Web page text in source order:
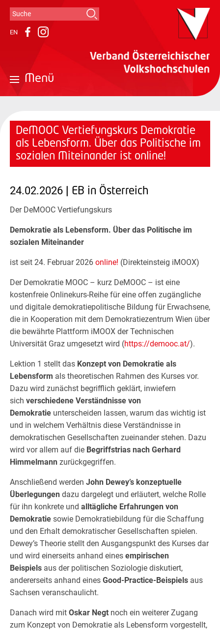
Suchformular
Suche
EN FacebookInstagram
Menü
DeMOOC Vertiefungskurs Demokratie
als Lebensform. Über das Politische im
sozialen Miteinander ist online!
24.02.2026 | EB in Österreich
Der DeMOOC Vertiefungskurs
Demokratie als Lebensform. Über das Politische im
sozialen Miteinander
ist seit 24. Februar 2026 online! (Direkteinsteig iMOOX)
Der Demokratie MOOC – kurz DeMOOC – ist eine
kostenfreie Onlinekurs-Reihe für eine offen zugängliche
und digitale demokratiepolitische Bildung für Erwachsene,
die in Kooperation mit dem Demokratiezentrum Wien über
die bewährte Plattform iMOOX der Technischen
Universität Graz umgesetzt wird (https://demooc.at/).
Lektion 1 stellt das Konzept von Demokratie als
Lebensform als theoretischen Rahmen des Kurses vor.
Dazu wird zunächst begrifflich geklärt, inwiefern
sich verschiedene Verständnisse von
Demokratie unterscheiden lassen, warum das wichtig ist
und in welchem Verhältnis diese Verständnisse in
demokratischen Gesellschaften zueinander stehen. Dazu
wird vor allem auf die Begriffstrias nach Gerhard
Himmelmann zurückgegriffen.
Anschließend werden John Dewey’s konzeptuelle
Überlegungen dazu dargelegt und erläutert, welche Rolle
für ihn konkrete und alltägliche Erfahrungen von
Demokratie sowie Demokratiebildung für die Schaffung
und den Erhalt demokratischer Gesellschaften spielen.
Dewey’s Theorie stellt den Ausgangspunkt des Kurses dar
und wird einerseits anhand eines empirischen
Beispiels aus der politischen Soziologie diskutiert,
andererseits anhand eines Good-Practice-Beispiels aus
Sachsen veranschaulicht.
Danach wird mit Oskar Negt noch ein weiterer Zugang
zum Konzept von Demokratie als Lebensform vorgestellt,